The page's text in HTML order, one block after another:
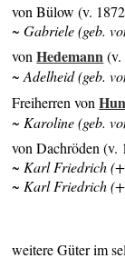
von Bülow (v.
~ Gabriele (geb.
vonHedemann(v.
~ Adelheid (geb.
Freiherren von
~ Karoline (geb.
von Dachröden (v.
~ Karl Friedrich
~ Karl Friedrich
weitere Güter im